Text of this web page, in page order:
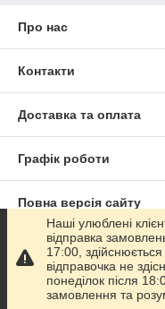
Про нас
Контакти
Доставка та оплата
Графік роботи
Повна версія сайту
Сайт створено на
Політика
Наші улюблені
відправка
17:00,
відправочка не
понеділок після
замовлення та